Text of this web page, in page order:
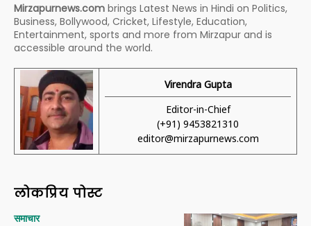
Mirzapurnews.com brings Latest News in Hindi on Politics,
Business, Bollywood, Cricket, Lifestyle, Education,
Entertainment, sports and more from Mirzapur and is
accessible around the world.
Virendra Gupta
Editor-in-Chief
(+91) 9453821310
editor@mirzapurnews.com
लोकप्रिय पोस्ट
समाचार